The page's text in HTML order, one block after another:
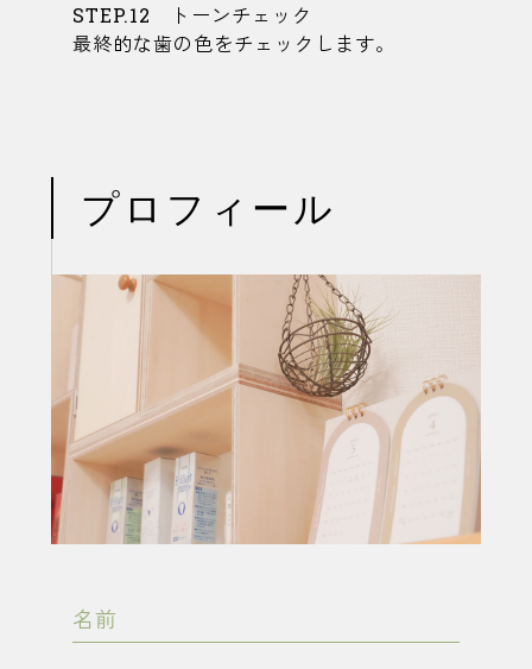
STEP.12 トーンチェック
最終的な歯の色をチェックします。
プロフィール
名前